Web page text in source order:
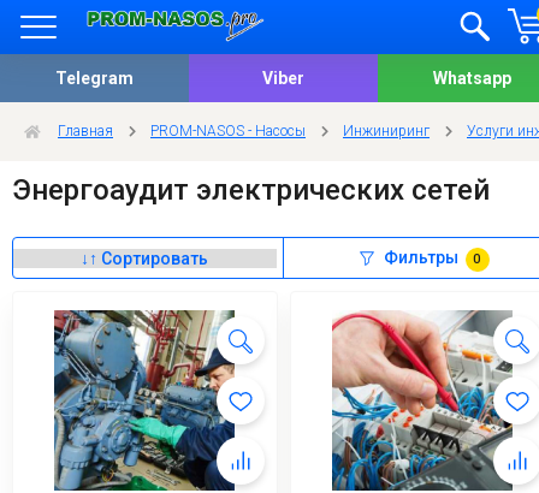
Telegram Viber Whatsapp
Главная PROM-NASOS - Насосы Инжиниринг Услуги
Энергоаудит электрических сетей
Фильтры 0